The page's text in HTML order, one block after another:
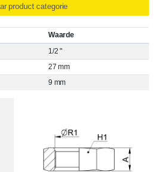
Waarde
1/2 "
27 mm
9 mm
product categorie